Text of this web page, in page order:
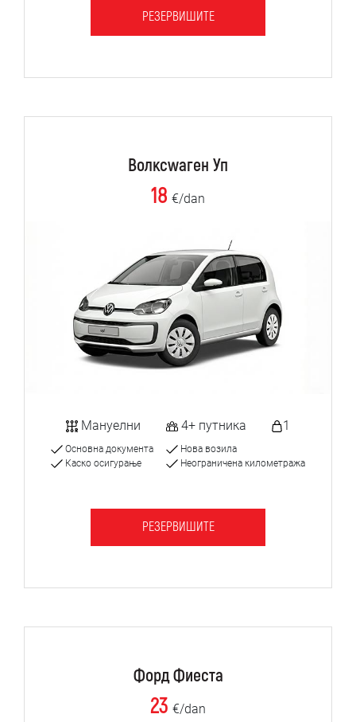
РЕЗЕРВИШИТЕ
Волксwаген Уп
18 €/dan
Мануелни 4+ путника 1
Основна документа
Каско осигурање
Нова возила
Неограничена километража
РЕЗЕРВИШИТЕ
Форд Фиеста
23 €/dan